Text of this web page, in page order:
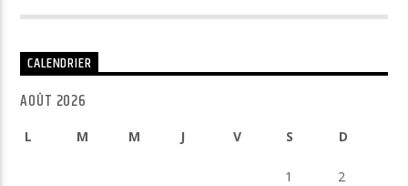
CALENDRIER
AOÛT 2026
L M M J V S D
1
2